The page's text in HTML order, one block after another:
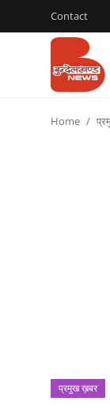
Contact
Login
Home
प्रमुख ख़बर